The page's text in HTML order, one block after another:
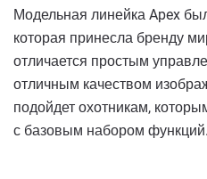
Модельная линейка Apex
которая принесла бренду
отличается простым
отличным качеством
подойдет охотникам,
с базовым набором функций.